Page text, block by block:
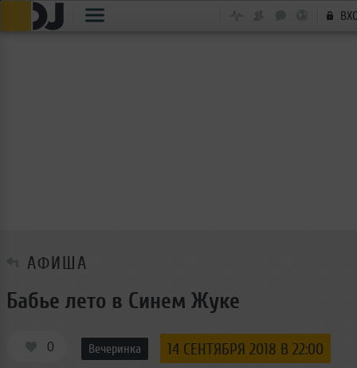
АФИША
Бабье лето в Синем Жуке
0 Вечеринка 14 СЕНТЯБРЯ 2018 В 22:00